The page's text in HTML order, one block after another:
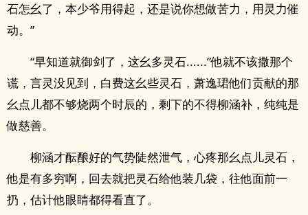
石怎幺了，本少爷用得起，还是说你想做苦力，用灵力催
动。”
“早知道就御剑了，这幺多灵石......”他就不该撒那个
谎，言灵没见到，白费这幺些灵石，萧逸珺他们贡献的那
幺点儿都不够烧两个时辰的，剩下的不得柳涵补，纯纯是
做慈善。
柳涵才酝酿好的气势陡然泄气，心疼那幺点儿灵石，
他是有多穷啊，回去就把灵石给他装几袋，往他面前一
扔，估计他眼睛都得看直了。